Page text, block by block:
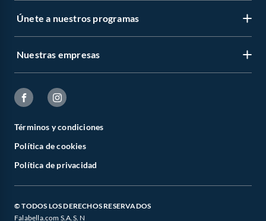
Únete a nuestros programas
Nuestras empresas
Términos y condiciones
Política de cookies
Política de privacidad
© TODOS LOS DERECHOS RESERVADOS
Falabella.com S.A.S. N